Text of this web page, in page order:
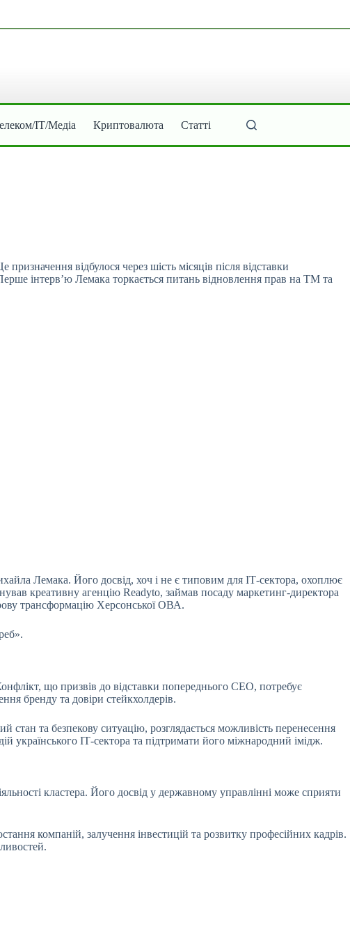
ІТ/Медіа Криптовалюта Статті
відбулося через шість місяців після відставки
інтерв’ю Лемака торкається питань відновлення прав на ТМ та
Лемака. Його досвід, хоч і не є типовим для ІТ-сектора, охоплює
креативну агенцію Readyto, займав посаду маркетинг-директора
трансформацію Херсонської ОВА.
що призвів до відставки попереднього CEO, потребує
бренду та довіри стейкхолдерів.
та безпекову ситуацію, розглядається можливість перенесення
українського ІТ-сектора та підтримати його міжнародний імідж.
кластера. Його досвід у державному управлінні може сприяти
компаній, залучення інвестицій та розвитку професійних кадрів.